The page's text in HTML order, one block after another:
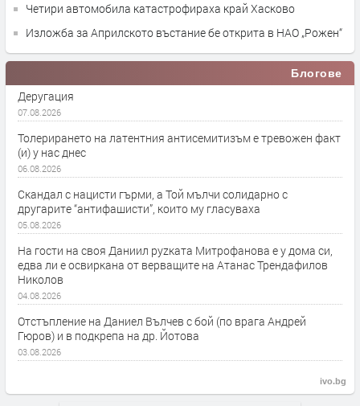
Четири автомобила катастрофираха край Хасково
Изложба за Априлското въстание бе открита в НАО „Рожен“
Блогове
Деругация
07.08.2026
Толерирането на латентния антисемитизъм е тревожен факт
(и) у нас днес
06.08.2026
Скандал с нацисти гърми, а Той мълчи солидарно с
другарите “антифашисти”, които му гласуваха
05.08.2026
На гости на своя Даниил руzката Митрофанова е у дома си,
едва ли е освиркана от верващите на Атанас Трендафилов
Николов
04.08.2026
Отстъпление на Даниел Вълчев с бой (по врага Андрей
Гюров) и в подкрепа на др. Йотова
03.08.2026
ivo.bg